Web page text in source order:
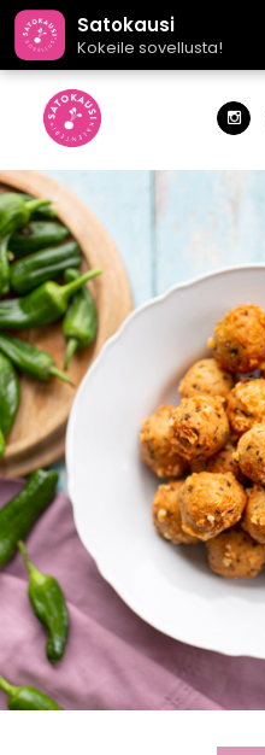
Satokausi
Kokeile sovellusta!